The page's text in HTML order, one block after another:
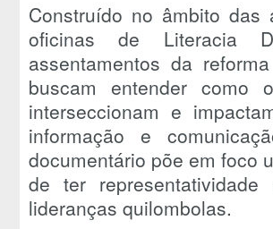
Construído no âmbito das
oficinas de Literacia
assentamentos da
buscam entender como
interseccionam e
informação e
documentário põe em foco
de ter
lideranças quilombolas.